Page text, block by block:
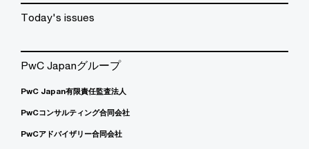
Today's issues
PwC Japanグループ
PwC Japan有限責任監査法人
PwCコンサルティング合同会社
PwCアドバイザリー合同会社